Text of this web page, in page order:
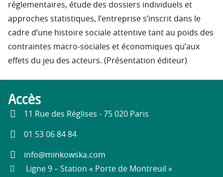
réglementaires, étude des dossiers individuels et
approches statistiques, l’entreprise s’inscrit dans le
cadre d’une histoire sociale attentive tant au poids des
contraintes macro-sociales et économiques qu’aux
effets du jeu des acteurs. (Présentation éditeur)
Accès
11 Rue des Réglises - 75 020 Paris
01 53 06 84 84
info@minkowska.com
Ligne 9 – Station « Porte de Montreuil »